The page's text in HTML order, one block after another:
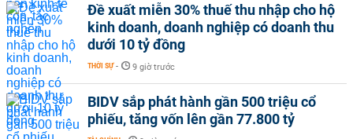
Đề xuất miễn 30% thuế thu nhập cho hộ
kinh doanh, doanh nghiệp có doanh thu
dưới 10 tỷ đồng
THỜI SỰ - 9 giờ trước
BIDV sắp phát hành gần 500 triệu cổ
phiếu, tăng vốn lên gần 77.800 tỷ